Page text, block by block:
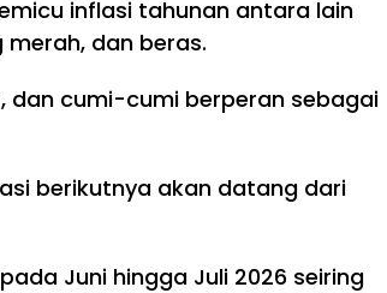
inflasi tahunan antara lain
dan beras.
dan cumi-cumi berperan sebagai
berikutnya akan datang dari
Juni hingga Juli 2026 seiring